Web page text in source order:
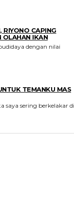
RIYONO CAPING
OLAHAN IKAN
dengan nilai
TEMANKU MAS
saya sering berkelakar di